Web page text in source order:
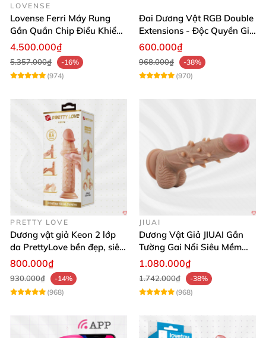
LOVENSE
Lovense Ferri Máy Rung
Gắn Quần Chip Điều Khiển
App Tăng Hưng Phấn
4.500.000₫
5.357.000₫
-16%
(974)
Đai Dương Vật RGB Double
Extensions - Độc Quyền Giá
Sốc
600.000₫
968.000₫
-38%
(970)
PRETTY LOVE
Dương vật giả Keon 2 lớp
da PrettyLove bền đẹp, siêu
mềm mại
800.000₫
930.000₫
-14%
(968)
JIUAI
Dương Vật Giả JIUAI Gắn
Tường Gai Nổi Siêu Mềm
Thoải Mái Mua Ngay
1.080.000₫
1.742.000₫
-38%
(968)